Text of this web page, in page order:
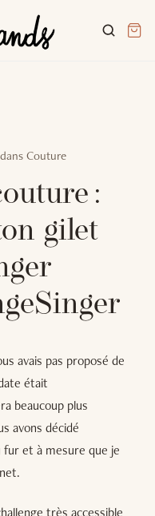
Couture
:
gilet
avais pas proposé de
était
beaucoup plus
avons décidé
fur et à mesure que je
très accessible